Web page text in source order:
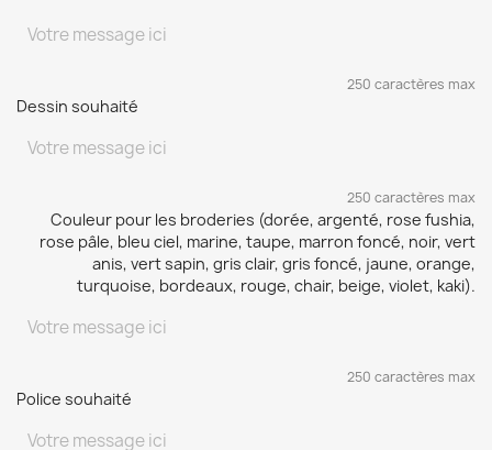
250 caractères max
Dessin souhaité
250 caractères max
Couleur pour les broderies (dorée, argenté, rose fushia,
rose pâle, bleu ciel, marine, taupe, marron foncé, noir, vert
anis, vert sapin, gris clair, gris foncé, jaune, orange,
turquoise, bordeaux, rouge, chair, beige, violet, kaki).
250 caractères max
Police souhaité